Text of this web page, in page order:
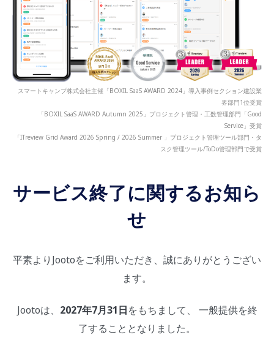
スマートキャンプ株式会社主催「BOXIL SaaS AWARD 2024」導入事例セクション建設業
界部門1位受賞
「BOXIL SaaS AWARD Autumn 2025」プロジェクト管理・工数管理部門「Good
Service」受賞
「ITreview Grid Award 2026 Spring / 2026 Summer 」プロジェクト管理ツール部門・タ
スク管理ツール/ToDo管理部門で受賞
サービス終了に関するお知ら
せ
平素よりJootoをご利用いただき、誠にありがとうござい
ます。
Jootoは、 2027年7月31日をもちまして、 一般提供を終
了することとなりました。